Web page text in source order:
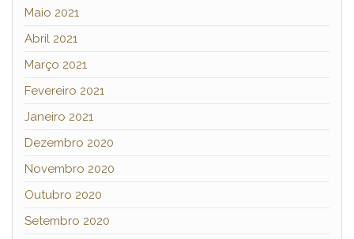
Maio 2021
Abril 2021
Março 2021
Fevereiro 2021
Janeiro 2021
Dezembro 2020
Novembro 2020
Outubro 2020
Setembro 2020